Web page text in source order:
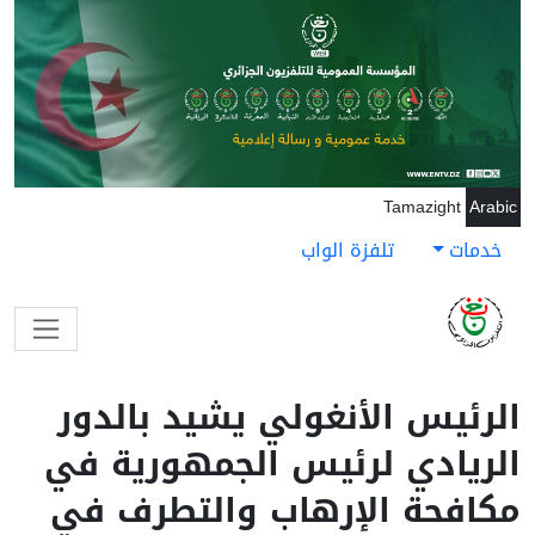
تجاوز إلى المحتوى الرئيسي
Arabic
Tamazight
خدمات تلفزة الواب
الرئيس الأنغولي يشيد بالدور
الريادي لرئيس الجمهورية في
مكافحة الإرهاب والتطرف في